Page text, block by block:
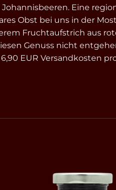
Eine
Obst bei uns in der
Fruchtaufstrich aus
Genuss nicht
EUR Versandkosten